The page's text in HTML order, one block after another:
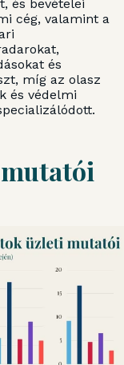
és bevételei
cég, valamint a
és
míg az olasz
és védelmi